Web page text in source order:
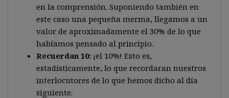
en la comprensión. Suponiendo también en
este caso una pequeña merma, llegamos a un
valor de aproximadamente el 30% de lo que
habíamos pensado al principio.
Recuerdan 10: ¡el 10%! Esto es,
estadísticamente, lo que recordaran nuestros
interlocutores de lo que hemos dicho al día
siguiente.